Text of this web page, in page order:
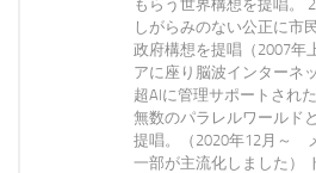
もらう世界構想を提唱。
しがらみのない公正に市
政府構想を提唱（2007年
アに座り脳波インターネ
超AIに管理サポートされ
無数のパラレルワールド
提唱。（2020年12月～
一部が主流化しました）